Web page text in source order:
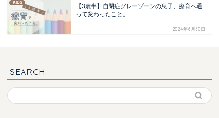
KIDS
【3歳半】自閉症グレーゾーンの息子、療育へ通
って変わったこと。
2024年6月30日
SEARCH